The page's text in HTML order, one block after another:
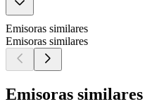
Emisoras similares
Emisoras similares
Emisoras similares